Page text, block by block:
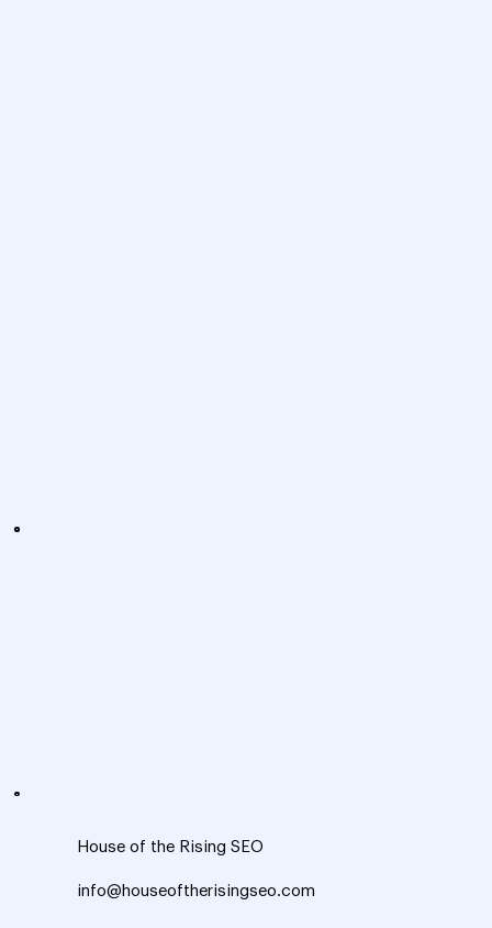
House of the Rising SEO
info@houseoftherisingseo.com